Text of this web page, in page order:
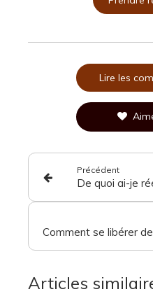
Lire les
Précédent
De quoi ai-je
Articles